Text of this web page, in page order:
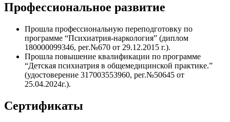
Профессиональное развитие
Прошла профессиональную переподготовку по
программе “Психиатрия-наркология” (диплом
180000099346, рег.№670 от 29.12.2015 г.).
Прошла повышение квалификации по программе
“Детская психиатрия в общемедицинской практике.”
(удостоверение 317003553960, рег.№50645 от
25.04.2024г.).
Сертификаты